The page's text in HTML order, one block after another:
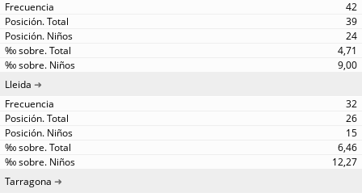
42
39
24
4,71
9,00
Lleida
32
26
15
6,46
12,27
Tarragona